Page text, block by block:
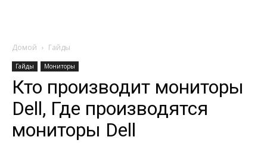
Домой Гайды
Гайды Мониторы
Кто производит мониторы
Dell, Где производятся
мониторы Dell